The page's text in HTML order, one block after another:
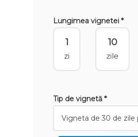
Lungimea vignetei *
1
zi
10
zile
Tip de vignetă *